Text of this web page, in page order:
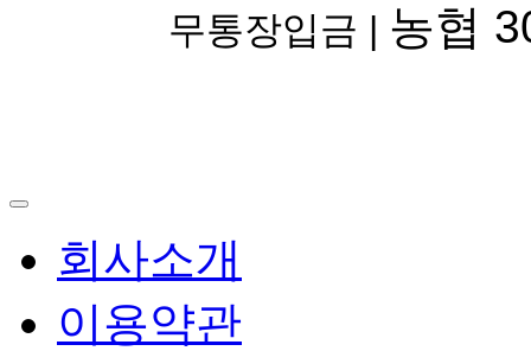
무통장입금 | 농협
회사소개
이용약관